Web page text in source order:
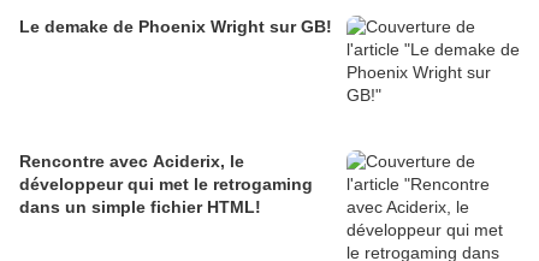
Le demake de Phoenix Wright sur GB!
Rencontre avec Aciderix, le
développeur qui met le retrogaming
dans un simple fichier HTML!